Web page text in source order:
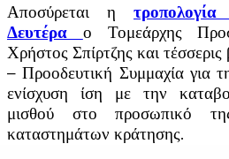
Αποσύρεται η
Δευτέρα ο Τομεάρχης
Χρήστος Σπίρτζης και
– Προοδευτική Συμμαχία για
ενίσχυση ίση με την
μισθού στο προσωπικό
καταστημάτων κράτησης.